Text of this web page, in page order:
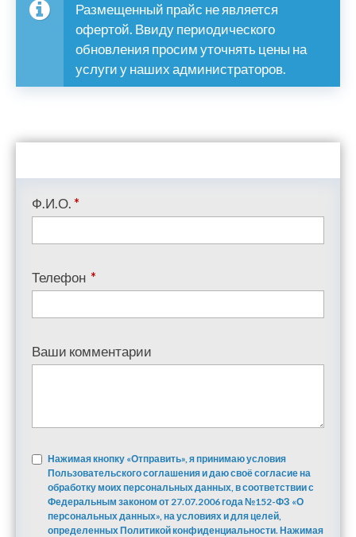
Размещенный прайс не является
офертой. Ввиду периодического
обновления просим уточнять цены на
услуги у наших администраторов.
Ф.И.О. *
Телефон *
Ваши комментарии
Нажимая кнопку «Отправить», я принимаю условия
Пользовательского соглашения и даю своё согласие на
обработку моих персональных данных, в соответствии с
Федеральным законом от 27.07.2006 года №152-ФЗ «О
персональных данных», на условиях и для целей,
определенных Политикой конфиденциальности. Нажимая